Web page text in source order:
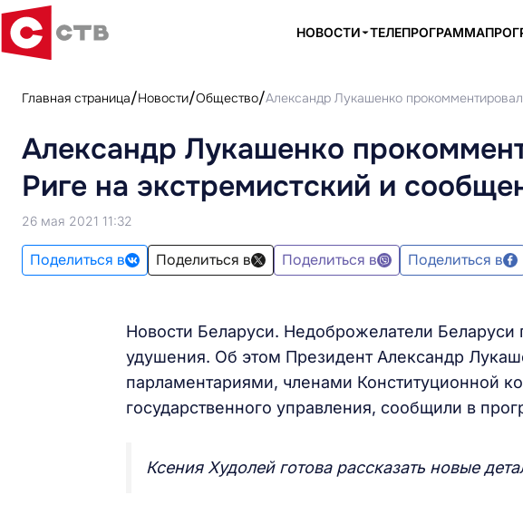
НОВОСТИ ТЕЛЕПРОГРАММА
Главная страница Новости Общество Александр Лукашенко
Александр Лукашенко
Риге на экстремистский и
26 мая 2021 11:32
Поделиться в Поделиться в Поделиться в Поделиться в
Новости Беларуси. Недоброжелатели Беларуси
удушения. Об этом Президент Александр
парламентариями, членами Конституционной
государственного управления, сообщили в
Ксения Худолей готова рассказать новые